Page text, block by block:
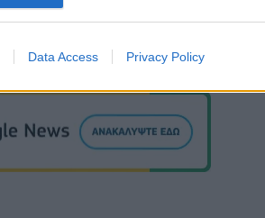
Data Access Privacy Policy